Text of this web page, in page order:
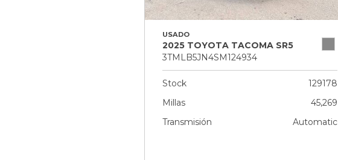
USADO
2025 TOYOTA TACOMA SR5
3TMLB5JN4SM124934
Stock
129178
Millas
45,269
Transmisión
Automatic